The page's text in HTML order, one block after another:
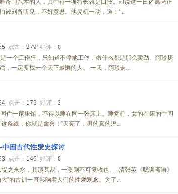
奇门八术的人，其中有一项特长就是口技。却说这一日诸葛亮正
被刘备听见，不好意思。他灵机一动，道：“...
点击： 279 好评： 0
一个工作狂，只知道不停地工作，做什么都是那么卖劲。阿珍厌
，一定要找一个天下最懒的人。 一天，阿珍走...
点击： 179 好评： 2
住一家旅馆，不得以睡在同一张床上。睡觉前，女的在床的中间
条线，你就是禽兽！”天亮了，男的真的没...
中国古代性爱史探讨
点击： 146 好评： 0
之来水，其溃甚易，一溃则不可复收也。--清张英《聪训斋语》
”的古训一直影响着人们的性爱观念。为了...